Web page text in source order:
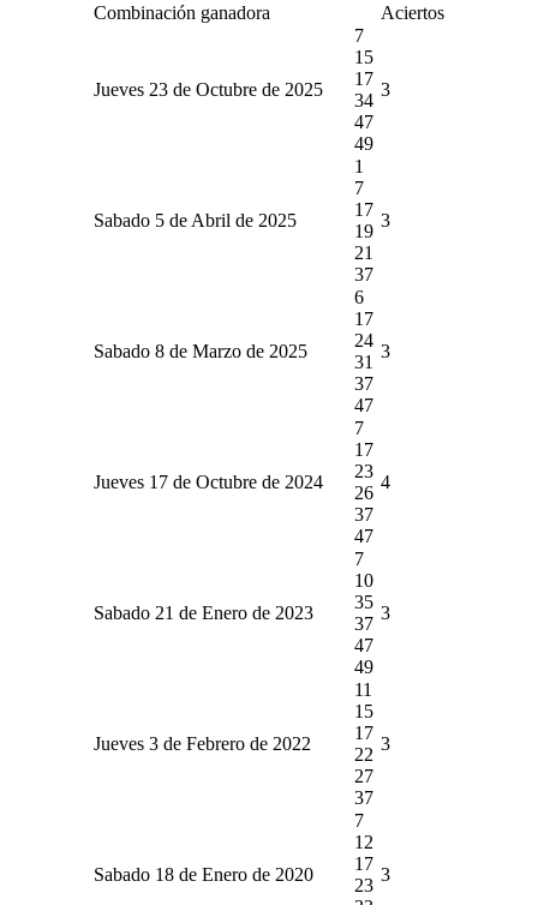
Combinación ganadora Aciertos
Jueves 23 de Octubre de 2025
7
15
17
34
47
49
3
Sabado 5 de Abril de 2025
1
7
17
19
21
37
3
Sabado 8 de Marzo de 2025
6
17
24
31
37
47
3
Jueves 17 de Octubre de 2024
7
17
23
26
37
47
4
Sabado 21 de Enero de 2023
7
10
35
37
47
49
3
Jueves 3 de Febrero de 2022
11
15
17
22
27
37
3
Sabado 18 de Enero de 2020
7
12
17
23
3